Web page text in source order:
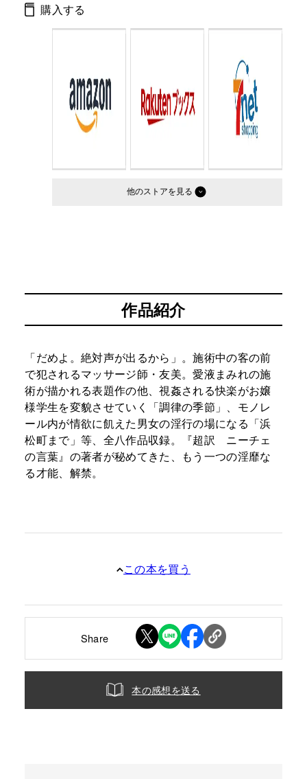
ISBN： 9784344419650
判型：
購入する
他のストア
作品紹介
「だめよ。絶対声が出るから」。施術中の客の前
で犯されるマッサージ師・友美。愛液まみれの施
術が描かれる表題作の他、視姦される快楽がお嬢
様学生を変貌させていく「調律の季節」、モノレ
ール内が情欲に飢えた男女の淫行の場になる「浜
松町まで」等、全八作品収録。『超訳 ニーチェ
の言葉』の著者が秘めてきた、もう一つの淫靡な
る才能、解禁。
この本を買う
Share
本の感想を送る